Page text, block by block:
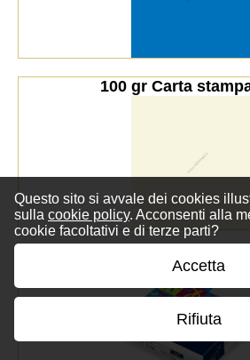
Questo sito si avvale dei cookies
sulla cookie policy. Acconsenti alla
cookie facoltativi e di terze parti?
Accetta
Rifiuta
100 gr Carta